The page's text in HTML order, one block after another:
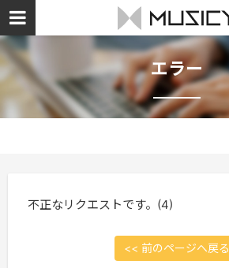
エラー
不正なリクエストです。(4)
<< 前のページへ戻る